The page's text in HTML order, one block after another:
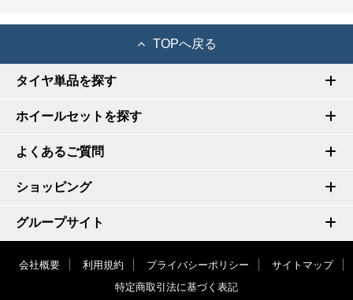
TOPへ戻る
タイヤ単品を探す
ホイールセットを探す
よくあるご質問
ショッピング
グループサイト
会社概要 利用規約 プライバシーポリシー
サイトマップ
特定商取引法に基づく表記